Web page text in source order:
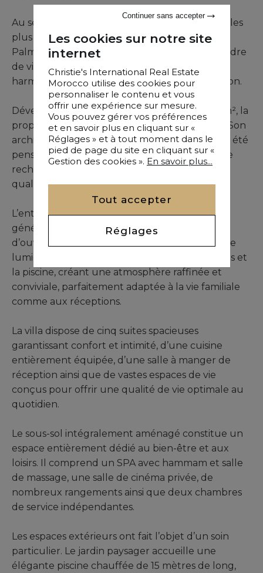
Au sein d’un des ensembles résidentiels privés les
plus renommés et les plus sécurisés de la
Palmeraie de Marrakech, cette villa offre un cadre
de vie privilégié où se conjuguent
harmonieusement luxe, tranquillité et discrétion.
Développée sur un terrain paysager de 3 411 m², la
propriété totalise plus de 1 220 m² habitables. Son
architecture et son organisation intérieure ont été
pensées pour satisfaire une clientèle exigeante
recherchant espace, confort et prestations de
qualité supérieure.
L’entrée révèle immédiatement des volumes
généreux et une remarquable sensation
d’ouverture. Les salons de réception baignés de
lumière naturelle se prolongent vers les jardins et
la piscine, créant une atmosphère raffinée et
conviviale, parfaitement adaptée à la vie familiale
comme aux réceptions.
La villa dispose de cinq suites spacieuses
garantissant confort et intimité, d’une cuisine
entièrement équipée, d’une salle à manger de
réception ainsi que de vastes espaces de vie
conçus pour offrir une qualité de vie optimale au
quotidien.
Le sous-sol intégralement aménagé constitue un
espace entièrement dédié au bien-être et aux
loisirs. Il comprend un SPA avec hammam et salle
de massage, une salle de cinéma privée, de
nombreux rangements ainsi que deux chambres
de service indépendantes.
Les espaces extérieurs ont fait l’objet d’un soin
particulier. Le jardin paysager accueille une
élégante piscine chauffée de 15 mètres de long,
Les cookies sur notre site
internet
Christie's International Real Estate
Morocco utilise des cookies pour
personnaliser le contenu et vous
offrir une expérience sur mesure.
Vous pouvez gérer vos préférences
et en savoir plus en cliquant sur «
Réglages » et à tout moment dans le
pied de page du site en cliquant sur «
Gestion des cookies ». En savoir plus...
Tout accepter
Réglages
Continuer sans accepter